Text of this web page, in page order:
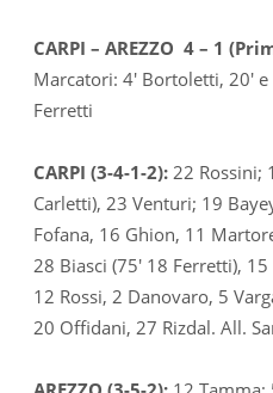
CARPI – AREZZO 4 – 1
Marcatori: 4′ Bortoletti, 20′ e
Ferretti
CARPI (3-4-1-2):22 Rossini;
Carletti), 23 Venturi; 19
Fofana, 16 Ghion, 11
28 Biasci (75′ 18 Ferretti),
12 Rossi, 2 Danovaro, 5
20 Offidani, 27 Rizdal. All.